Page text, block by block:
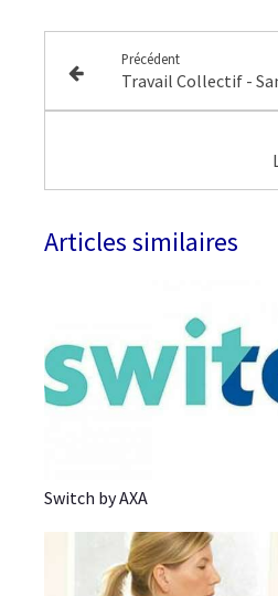
Précédent
Articles similaires
Switch by AXA